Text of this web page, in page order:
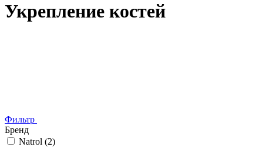
Укрепление костей
Фильтр
Бренд
Natrol (2)